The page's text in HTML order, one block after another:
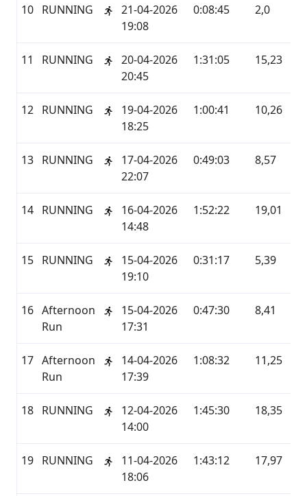
10 RUNNING
21-04-2026
19:08
0:08:45 2,0
11 RUNNING
20-04-2026
20:45
1:31:05 15,23
12 RUNNING
19-04-2026
18:25
1:00:41 10,26
13 RUNNING
17-04-2026
22:07
0:49:03 8,57
14 RUNNING
16-04-2026
14:48
1:52:22 19,01
15 RUNNING
15-04-2026
19:10
0:31:17 5,39
16 Afternoon
Run
15-04-2026
17:31
0:47:30 8,41
17 Afternoon
Run
14-04-2026
17:39
1:08:32 11,25
18 RUNNING
12-04-2026
14:00
1:45:30 18,35
19 RUNNING
11-04-2026
18:06
1:43:12 17,97